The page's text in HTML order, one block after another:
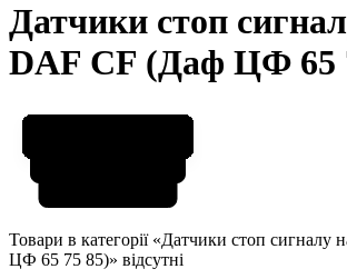
Датчики стоп
DAF CF (Даф ЦФ 65
Товари в категорії «Датчики стоп
ЦФ 65 75 85)» відсутні